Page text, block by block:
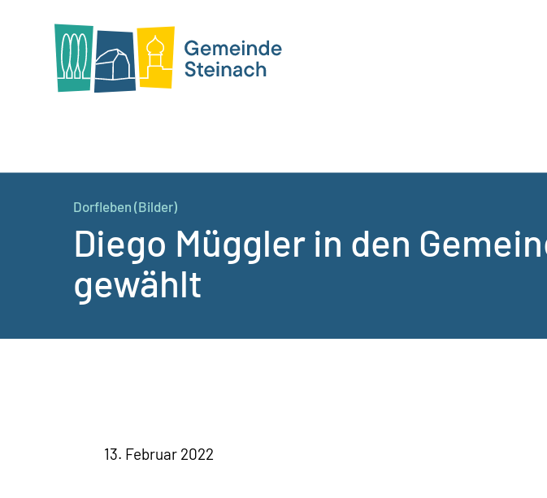
Dorfleben (Bilder)
Diego Müggler in den
gewählt
13. Februar 2022